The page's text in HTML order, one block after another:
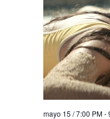
mayo 15 / 7:00 PM-